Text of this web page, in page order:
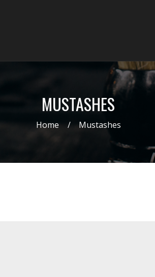
MUSTASHES
Home Mustashes